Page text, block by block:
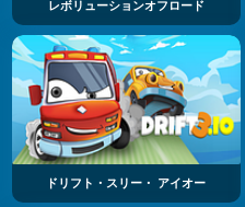
レボリューションオフロード
ドリフト・スリー・ アイオー